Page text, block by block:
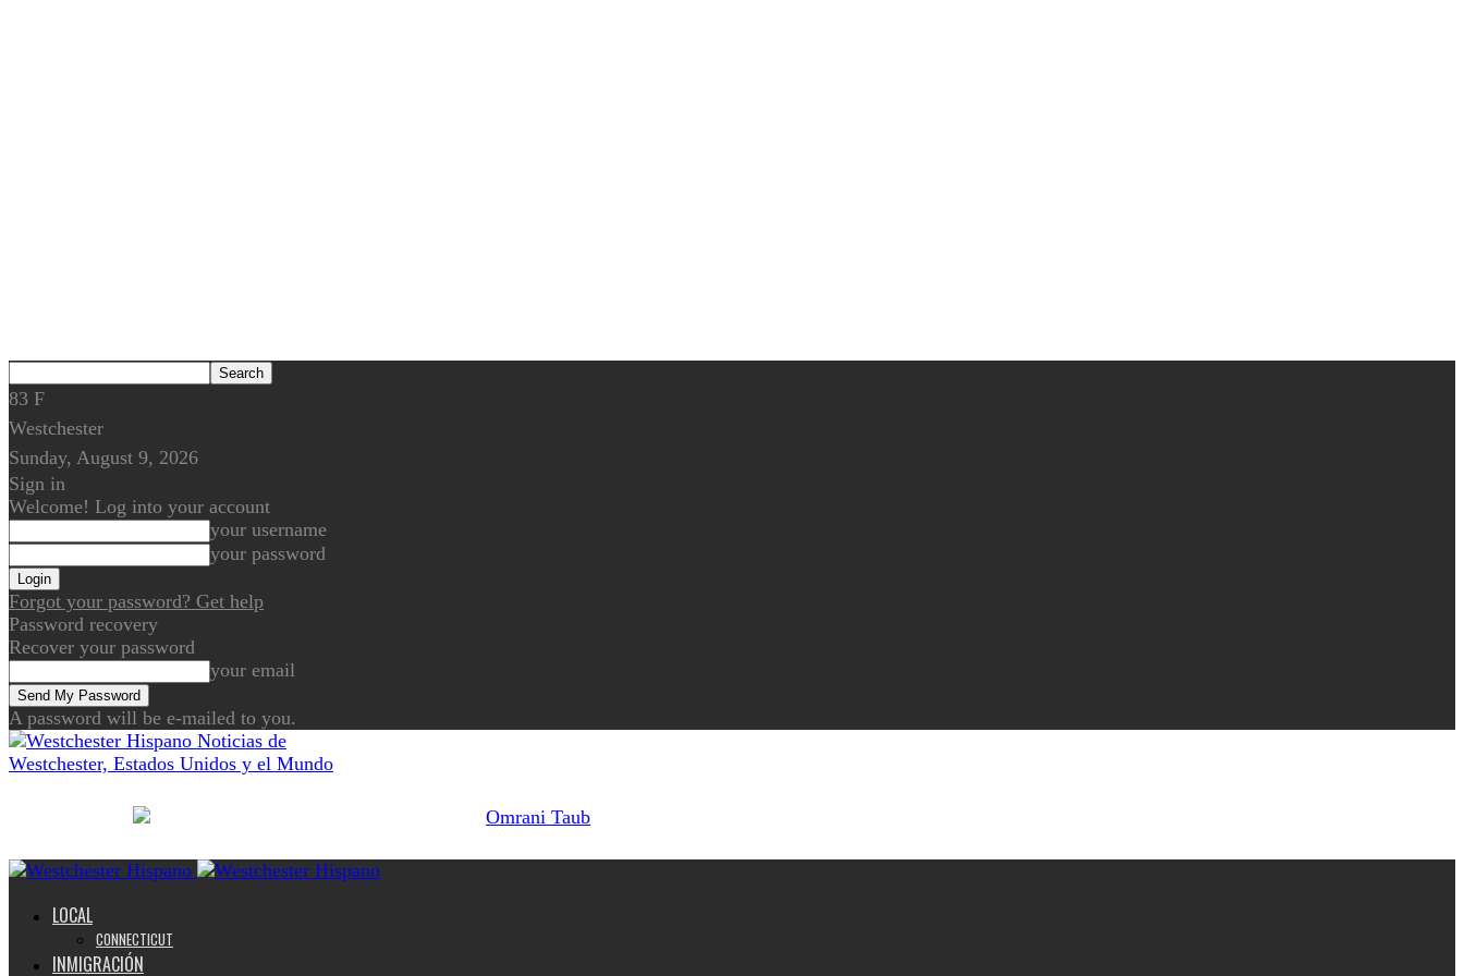
83 F
Westchester
Sunday, August 9, 2026
Sign in
Welcome! Log into your account
your username
your password
Forgot your password? Get help
Password recovery
Recover your password
your email
A password will be e-mailed to you.
Noticias de
Westchester, Estados Unidos y el Mundo
LOCAL
CONNECTICUT
INMIGRACIÓN